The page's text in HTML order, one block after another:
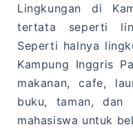
Lingkungan di
tertata seperti
Seperti halnya
Kampung Inggris
makanan, cafe,
buku, taman, dan
mahasiswa untuk